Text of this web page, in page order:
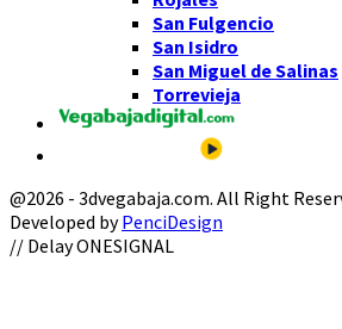
San Fulgencio
San Isidro
San Miguel de Salinas
Torrevieja
@2026 - 3dvegabaja.com. All Right
Developed byPenciDesign
Facebook
Twitter
Instagram
Youtube
Email
// Delay ONESIGNAL